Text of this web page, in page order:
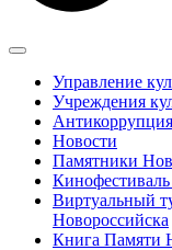
Управление
Учреждения
Антикоррупция
Новости
Памятники
Виртуальный
Новороссийска
Книга Памяти